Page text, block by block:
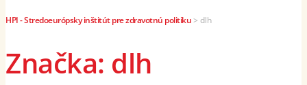
HPI - Stredoeurópsky inštitút pre zdravotnú politiku> dlh
Značka: dlh